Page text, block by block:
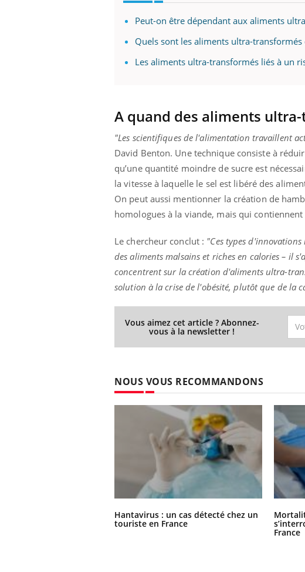
Peut-on être dépendant aux aliments
Quels sont les aliments ultra-
Les aliments ultra-transformés liés à un
A quand des aliments
"Les scientifiques de l'alimentation travaillent
David Benton. Une technique consiste à
qu’une quantité moindre de sucre est
la vitesse à laquelle le sel est libéré des
On peut aussi mentionner la création de
homologues à la viande, mais qui
Le chercheur conclut : "Ces types
des aliments malsains et riches en calories – il
concentrent sur la création d'aliments ultra-
solution à la crise de l'obésité, plutôt que de la
Vous aimez cet article ? Abonnez-
vous à la newsletter !
NOUS VOUS RECOMMANDONS
Hantavirus : un cas détecté chez un
touriste en France
France
Carence en fer : comprendre pour
Youtube
Fatigue, irritabilité, brouillard mental ou
même alopécie… Les symptômes de la
carence en fer sont multiples ce qui la rend
Youtube
Insuline &
osait en
En 2026,
reste
patients